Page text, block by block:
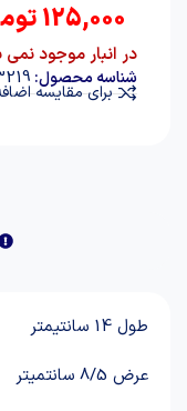
125,000
در انبار موجود نمی
شناسه محصول:
برای مقایسه
طول 14 سانتیمتر
عرض 8/5 سانتمیتر